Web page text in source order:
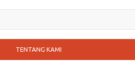
TENTANG KAMI